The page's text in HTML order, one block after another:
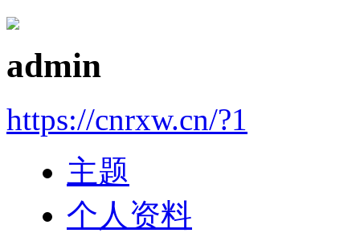
admin
https://cnrxw.cn/?1
主题
个人资料